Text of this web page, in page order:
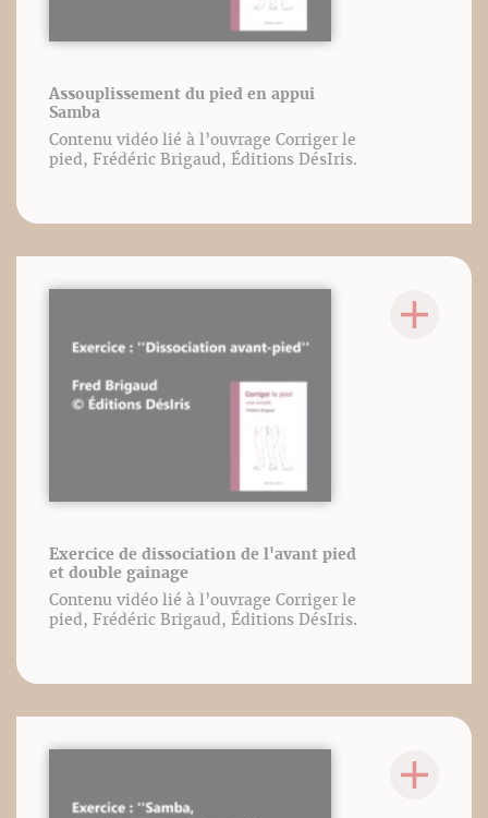
Assouplissement du pied en appui
Samba
Contenu vidéo lié à l’ouvrage Corriger le
pied, Frédéric Brigaud, Éditions DésIris.
Exercice de dissociation de l'avant pied
et double gainage
Contenu vidéo lié à l’ouvrage Corriger le
pied, Frédéric Brigaud, Éditions DésIris.